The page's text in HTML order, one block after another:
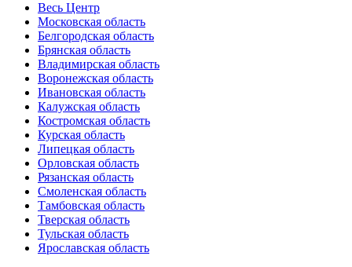
Весь Центр
Московская область
Белгородская область
Брянская область
Владимирская область
Воронежская область
Ивановская область
Калужская область
Костромская область
Курская область
Липецкая область
Орловская область
Рязанская область
Смоленская область
Тамбовская область
Тверская область
Тульская область
Ярославская область